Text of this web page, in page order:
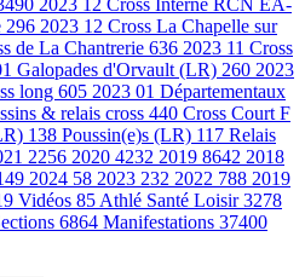
2023 12 Cross Interne RCN EA-
296 2023 12 Cross La Chapelle sur
de La Chantrerie 636 2023 11 Cross
Galopades d'Orvault (LR) 260 2023
long 605 2023 01 Départementaux
& relais cross 440 Cross Court F
138 Poussin(e)s (LR) 117 Relais
2256 2020 4232 2019 8642 2018
2024 58 2023 232 2022 788 2019
Vidéos 85 Athlé Santé Loisir3278
6864 Manifestations 37400